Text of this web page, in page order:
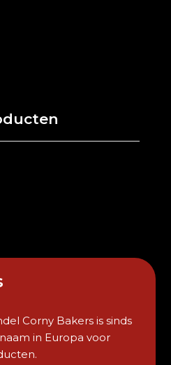
Corny Bakers is sinds
in Europa voor